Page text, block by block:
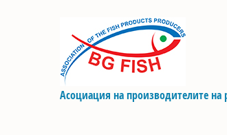
Асоциация на производителите на